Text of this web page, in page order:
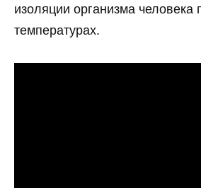
изоляции организма человека
температурах.